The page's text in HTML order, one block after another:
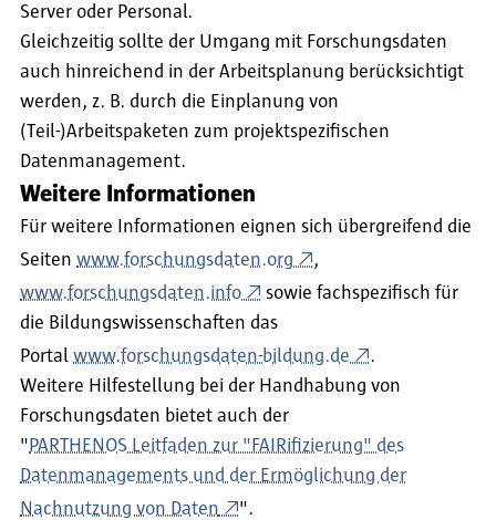
Server oder Personal.
Gleichzeitig sollte der Umgang mit Forschungsdaten
auch hinreichend in der Arbeitsplanung berücksichtigt
werden, z. B. durch die Einplanung von
(Teil-)Arbeitspaketen zum projektspezifischen
Datenmanagement.
Weitere Informationen
Für weitere Informationen eignen sich übergreifend die
Seiten www.forschungsdaten.org
,
www.forschungsdaten.info
sowie fachspezifisch für
die Bildungswissenschaften das
Portal www.forschungsdaten-bildung.de
.
Weitere Hilfestellung bei der Handhabung von
Forschungsdaten bietet auch der
" PARTHENOS Leitfaden zur "FAIRifizierung" des
Datenmanagements und der Ermöglichung der
Nachnutzung von Daten
".